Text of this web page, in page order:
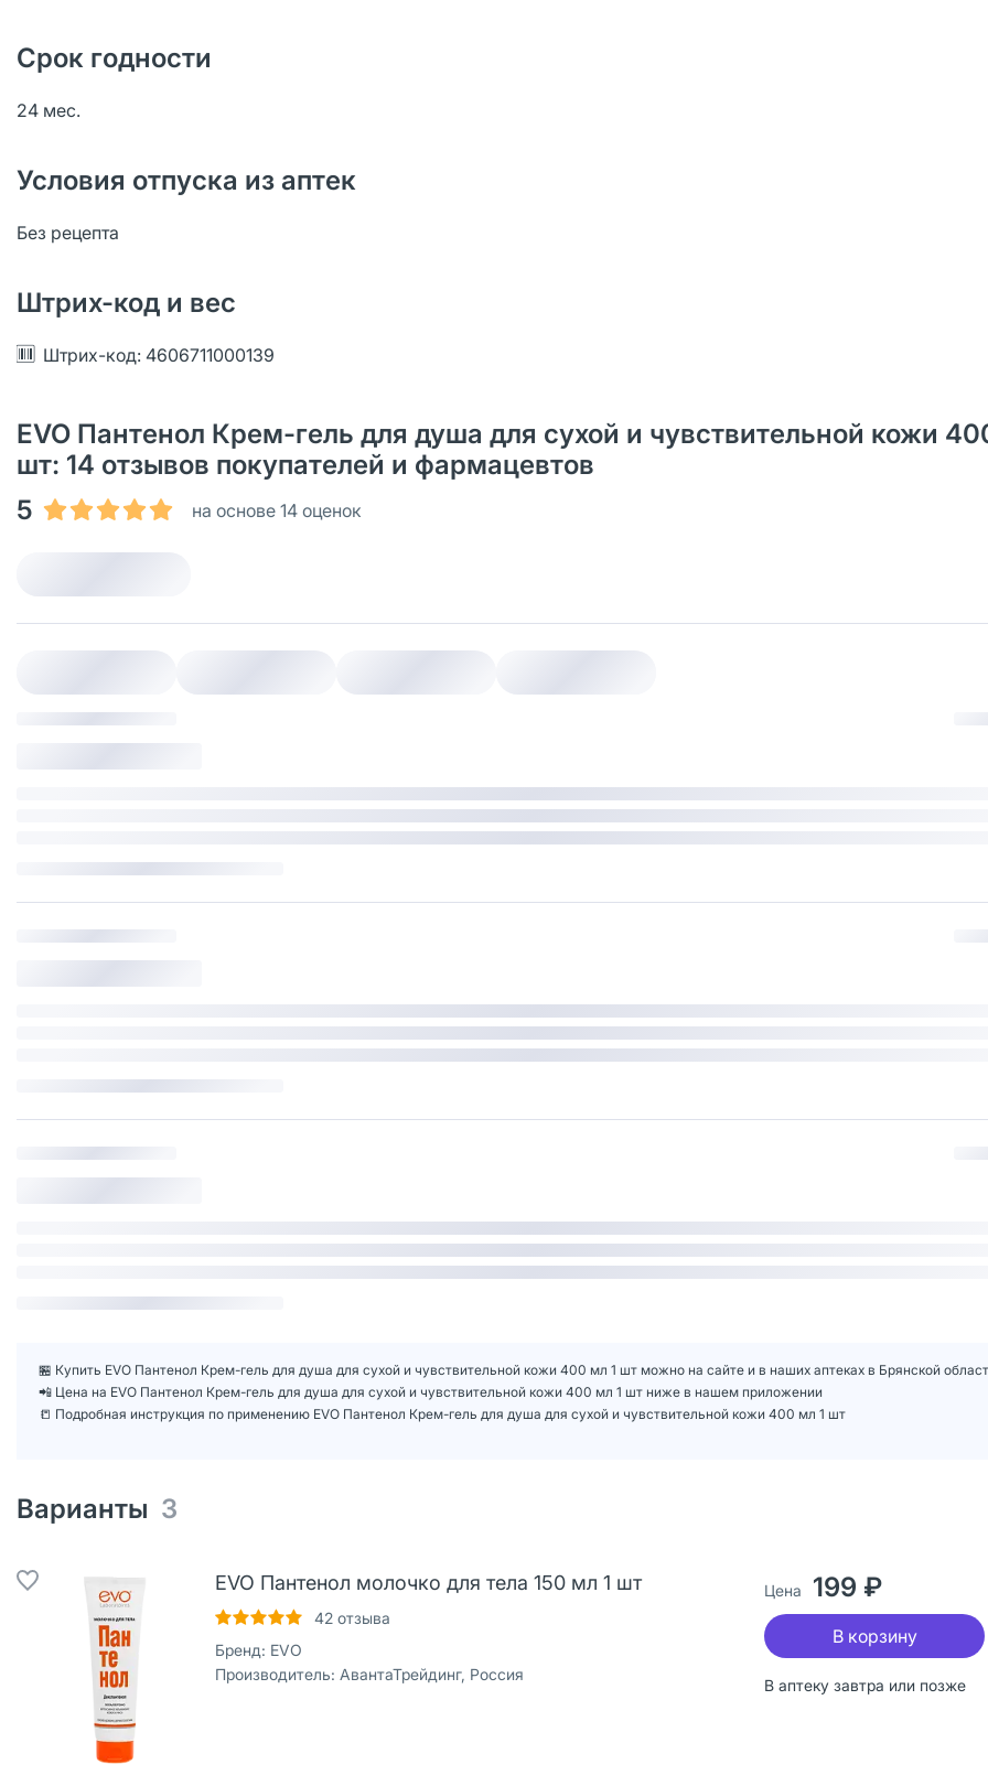
Срок годности
24 мес.
Условия отпуска из аптек
Без рецепта
Штрих-код и вес
Штрих-код: 4606711000139
EVO Пантенол Крем-гель для душа для сухой и чувствительной кожи
шт: 14 отзывов покупателей и фармацевтов
5
на основе 14 оценок
🏪 Купить EVO Пантенол Крем-гель для душа для сухой и чувствительной кожи 400 мл 1 шт можно на сайте и в наших аптеках в Брянской
📲 Цена на EVO Пантенол Крем-гель для душа для сухой и чувствительной кожи 400 мл 1 шт ниже в нашем приложении
📒 Подробная инструкция по применению EVO Пантенол Крем-гель для душа для сухой и чувствительной кожи 400 мл 1 шт
Варианты 3
EVO Пантенол молочко для тела 150 мл 1 шт
42 отзыва
Бренд: EVO
Производитель: АвантаТрейдинг, Россия
В аптеку завтра или позже
Цена 199 ₽
В корзину